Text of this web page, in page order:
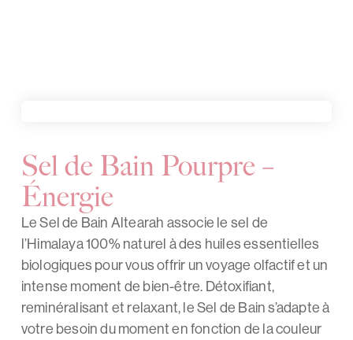
Sel de Bain Pourpre –
Énergie
Le Sel de Bain Altearah associe le sel de
l’Himalaya 100% naturel à des huiles essentielles
biologiques pour vous offrir un voyage olfactif et un
intense moment de bien-être. Détoxifiant,
reminéralisant et relaxant, le Sel de Bain s’adapte à
votre besoin du moment en fonction de la couleur